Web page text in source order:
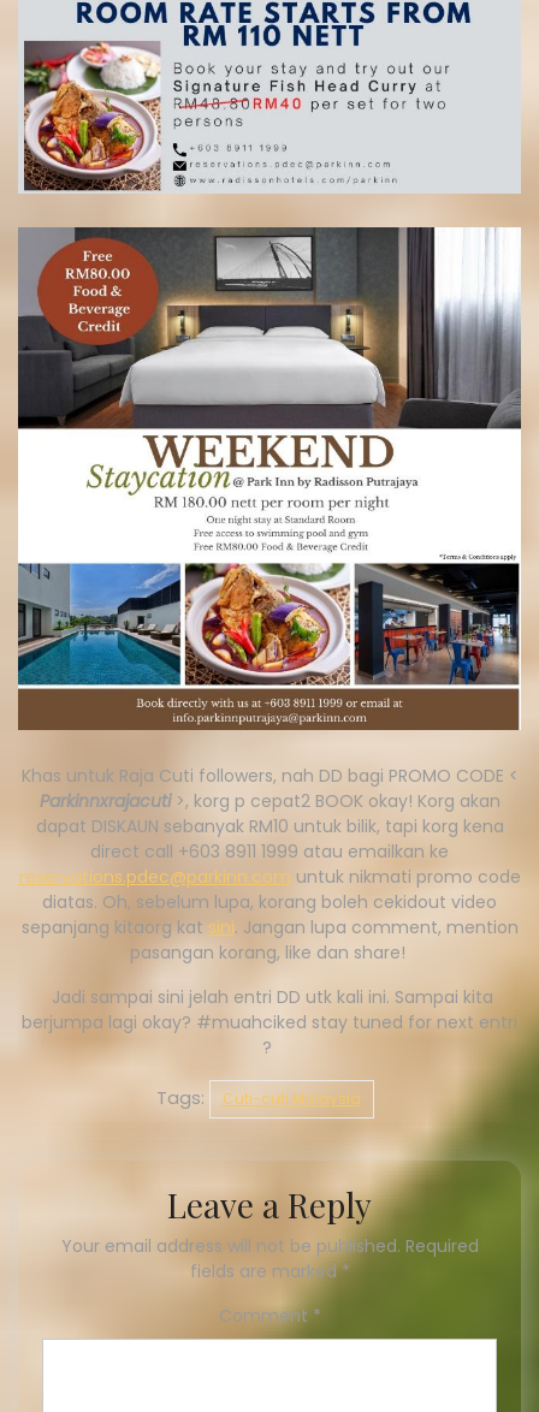
Khas untuk Raja Cuti followers, nah DD bagi PROMO CODE <
Parkinnxrajacuti >, korg p cepat2 BOOK okay! Korg akan
dapat DISKAUN sebanyak RM10 untuk bilik, tapi korg kena
direct call +603 8911 1999 atau emailkan ke
reservations.pdec@parkinn.com untuk nikmati promo code
diatas. Oh, sebelum lupa, korang boleh cekidout video
sepanjang kitaorg kat sini. Jangan lupa comment, mention
pasangan korang, like dan share!
Jadi sampai sini jelah entri DD utk kali ini. Sampai kita
berjumpa lagi okay? #muahciked stay tuned for next entri
?
Tags: Cuti-cuti Malaysia
Leave a Reply
Your email address will not be published. Required
fields are marked*
Comment *